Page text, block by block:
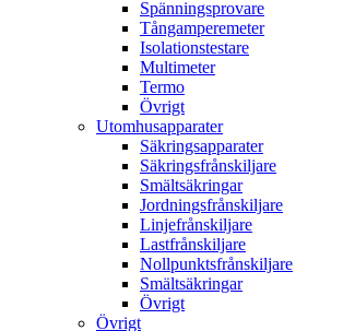
Spänningsprovare
Tångamperemeter
Isolationstestare
Multimeter
Termo
Övrigt
Utomhusapparater
Säkringsapparater
Säkringsfrånskiljare
Smältsäkringar
Jordningsfrånskiljare
Linjefrånskiljare
Lastfrånskiljare
Nollpunktsfrånskiljare
Smältsäkringar
Övrigt
Övrigt